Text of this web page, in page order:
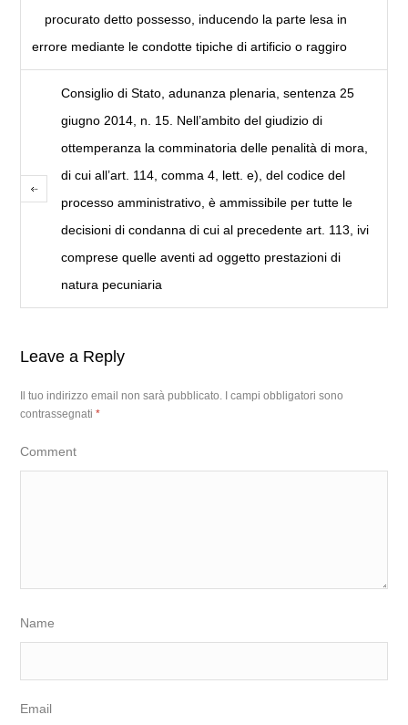
procurato detto possesso, inducendo la parte lesa in
errore mediante le condotte tipiche di artificio o raggiro
Consiglio di Stato, adunanza plenaria, sentenza 25
giugno 2014, n. 15. Nell’ambito del giudizio di
ottemperanza la comminatoria delle penalità di mora,
di cui all’art. 114, comma 4, lett. e), del codice del
processo amministrativo, è ammissibile per tutte le
decisioni di condanna di cui al precedente art. 113, ivi
comprese quelle aventi ad oggetto prestazioni di
natura pecuniaria
Leave a Reply
Il tuo indirizzo email non sarà pubblicato.
I campi obbligatori sono
contrassegnati*
Comment
Name
Email